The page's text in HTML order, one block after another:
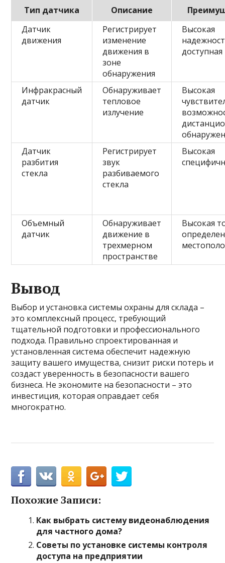
Тип датчика Описание
Датчик
движения
Регистрирует
изменение
движения в
зоне
обнаружения
Высокая
Инфракрасный
датчик
Обнаруживает
тепловое
излучение
Высокая
Датчик
разбития
стекла
Регистрирует
звук
разбиваемого
стекла
Высокая
Объемный
датчик
Обнаруживает
движение в
трехмерном
пространстве
Высокая
Вывод
Выбор и установка системы охраны для склада –
это комплексный процесс, требующий
тщательной подготовки и профессионального
подхода. Правильно спроектированная и
установленная система обеспечит надежную
защиту вашего имущества, снизит риски потерь и
создаст уверенность в безопасности вашего
бизнеса. Не экономите на безопасности – это
инвестиция, которая оправдает себя
многократно.
Похожие Записи:
Как выбрать систему видеонаблюдения
для частного дома?
Советы по установке системы контроля
доступа на предприятии